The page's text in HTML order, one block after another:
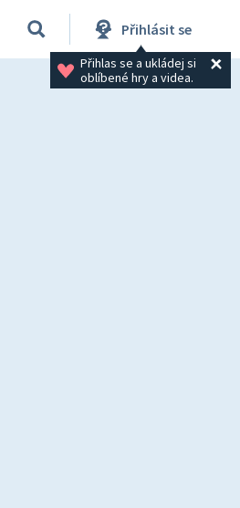
Přihlásit se
Přihlas se a ukládej si
oblíbené hry a videa.